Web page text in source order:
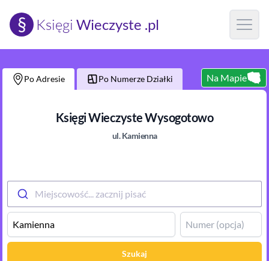
§ Księgi Wieczyste .pl Open
Po Adresie Po Numerze Działki Na Mapie
Księgi WieczysteWysogotowo
ul.Kamienna
Miejscowość... zacznij pisać
Szukaj